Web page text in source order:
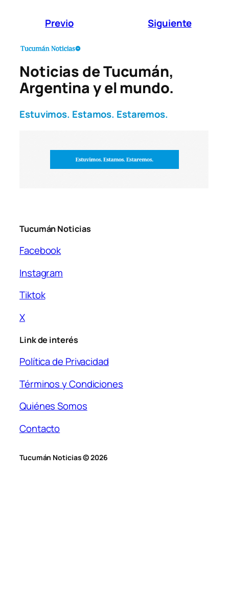
Previo Siguiente
Noticias de Tucumán,
Argentina y el mundo.
Estuvimos. Estamos. Estaremos.
Tucumán Noticias
Facebook
Instagram
Tiktok
X
Link de interés
Política de Privacidad
Términos y Condiciones
Quiénes Somos
Contacto
Tucumán Noticias © 2026